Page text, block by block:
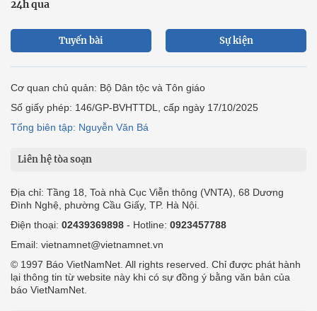
24h qua
Tuyến bài Sự kiện
Cơ quan chủ quản: Bộ Dân tộc và Tôn giáo
Số giấy phép: 146/GP-BVHTTDL, cấp ngày 17/10/2025
Tổng biên tập: Nguyễn Văn Bá
Liên hệ tòa soạn
Địa chỉ: Tầng 18, Toà nhà Cục Viễn thông (VNTA), 68 Dương
Đình Nghệ, phường Cầu Giấy, TP. Hà Nội.
Điện thoại: 02439369898 - Hotline: 0923457788
Email: vietnamnet@vietnamnet.vn
© 1997 Báo VietNamNet. All rights reserved. Chỉ được phát hành
lại thông tin từ website này khi có sự đồng ý bằng văn bản của
báo VietNamNet.